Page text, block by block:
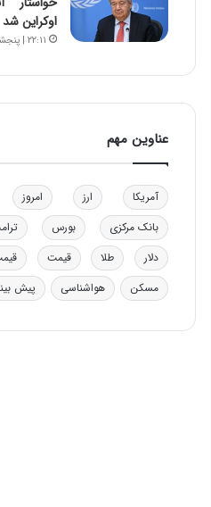
اوکراین شد
۲۲:۱۱ | پنجشنبه، ۱۵ مرداد ۱۴۰۵
عناوین مهم
آمریکا ارز امروز
بانک مرکزی
بورس
دلار
طلا قیمت
مسکن
هواشناسی پیش